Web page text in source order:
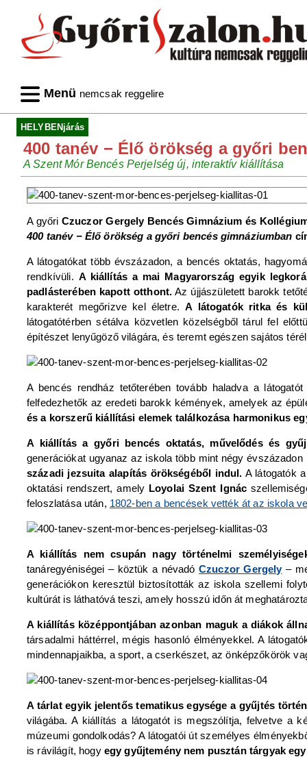
Menü nemcsak reggelire
HELYBENjárás
400 tanév − Élő örökség a győri
A Szent Mór Bencés Perjelség új, interaktív kiállítása
A győri Czuczor Gergely Bencés Gimnázium és
400 tanév − Élő örökség a győri bencés gimnáziumban
A látogatókat több évszázadon, a bencés oktatás,
rendkívüli. A kiállítás a mai Magyarország egyik
padlásterében kapott otthont. Az újjászületett barokk
karakterét megőrizve kel életre.A látogatók ritka és
látogatótérben sétálva közvetlen közelségből tárul fel
építészet lenyűgöző világára, és teremt egészen sajátos
A bencés rendház tetőterében tovább haladva a
felfedezhetők az eredeti barokk kémények, amelyek az
és a korszerű kiállítási elemek találkozása harmonikus
A kiállítás a győri bencés oktatás, művelődés és
generációkat ugyanaz az iskola több mint négy
századi jezsuita alapítás örökségéből indul. A látogatók
oktatási rendszert, amely Loyolai Szent Ignác
feloszlatása után, 1802-ben a bencések vették át az iskola
A kiállítás nem csupán nagy történelmi
tanáregyéniségei – köztük a névadó Czuczor Gergely–
generációkon keresztül biztosították az iskola szellemi
kultúrát is láthatóvá teszi, amely hosszú időn át
A kiállítás középpontjában azonban maguk a diákok
társadalmi háttérrel, mégis hasonló élményekkel. A
mindennapjaikba, a sport, a cserkészet, az önképzőkörök
A tárlat egyik jelentős tematikus egysége a gyűjtés
világába. A kiállítás a látogatót is megszólítja, felvetve a
múzeumi gondolkodás? A látogatói út személyes
is rávilágít, hogy egy gyűjtemény nem pusztán tárgyak